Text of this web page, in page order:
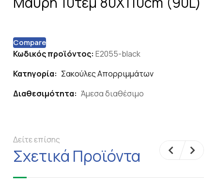
Compare
Κωδικός προϊόντος: E2055-black
Κατηγορία: Σακούλες Απορριμμάτων
Διαθεσιμότητα: Άμεσα διαθέσιμο
Δείτε επίσης
Σχετικά Προϊόντα